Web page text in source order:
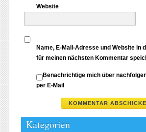
Website
Name, E-Mail-Adresse und Website in
für meinen nächsten Kommentar
Benachrichtige mich über
per E-Mail
Kategorien